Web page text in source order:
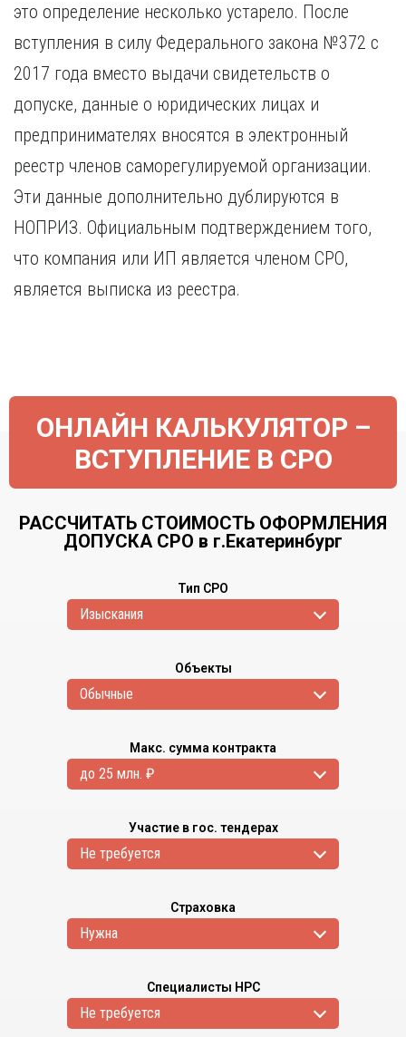
Калининград
Калуга
Кемерово
Краснодар
Красноярск
Курск
Л
Липецк
М
Магнитогорск
Набережные Челны
Нижний Новгород
Нижний Тагил
Новокузнецк
Новосибирск
Тула
У
Ульяновск
Уфа
Х
Хабаровск
Ч
Чебоксары
это определение несколько устарело. После
вступления в силу Федерального закона №372 с
2017 года вместо выдачи свидетельств о
допуске, данные о юридических лицах и
предпринимателях вносятся в электронный
реестр членов саморегулируемой организации.
Эти данные дополнительно дублируются в
НОПРИЗ. Официальным подтверждением того,
что компания или ИП является членом СРО,
является выписка из реестра.
ОНЛАЙН КАЛЬКУЛЯТОР –
ВСТУПЛЕНИЕ В СРО
РАССЧИТАТЬ СТОИМОСТЬ ОФОРМЛЕНИЯ
ДОПУСКА СРО в г.Екатеринбург
Тип СРО
Изыскания
Объекты
Обычные
Макс. сумма контракта
до 25 млн. ₽
Участие в гос. тендерах
Не требуется
Страховка
Нужна
Специалисты НРС
Не требуется